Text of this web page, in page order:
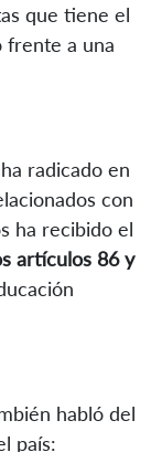
que tiene el
frente a una
radicado en
con
ha recibido el
artículos 86 y
habló del
país: